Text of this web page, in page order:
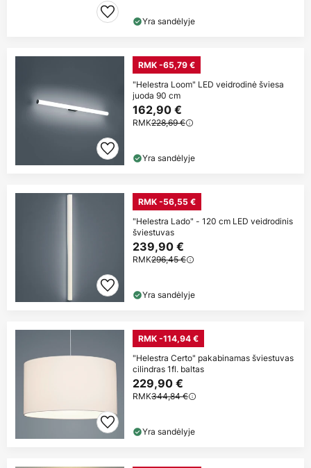
Yra sandėlyje
RMK -65,79 €
"Helestra Loom" LED veidrodinė šviesa
juoda 90 cm
162,90 €
RMK228,69 €
Yra sandėlyje
RMK -56,55 €
"Helestra Lado" - 120 cm LED veidrodinis
šviestuvas
239,90 €
RMK296,45 €
Yra sandėlyje
RMK -114,94 €
"Helestra Certo" pakabinamas šviestuvas
cilindras 1fl. baltas
229,90 €
RMK344,84 €
Yra sandėlyje